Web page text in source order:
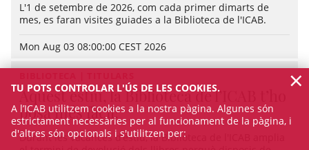
L'1 de setembre de 2026, com cada primer dimarts de
mes, es faran visites guiades a la Biblioteca de l'ICAB.
Mon Aug 03 08:00:00 CEST 2026
Aquest estiu, la Biblioteca de l’ICAB t’ho
posa més fàcil!
Durant les vacances d’estiu, la Biblioteca de l'ICAB amplia
TU POTS CONTROLAR L'ÚS DE LES COOKIES.
A l’ICAB utilitzem cookies a la nostra pàgina. Algunes són
estrictament necessàries per al funcionament de la pàgina, i
d'altres són opcionals i s'utilitzen per:
×